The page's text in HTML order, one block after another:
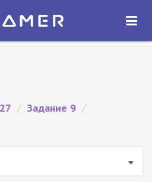
2027
ОТКРЫТЬ
/ Задание 9 /